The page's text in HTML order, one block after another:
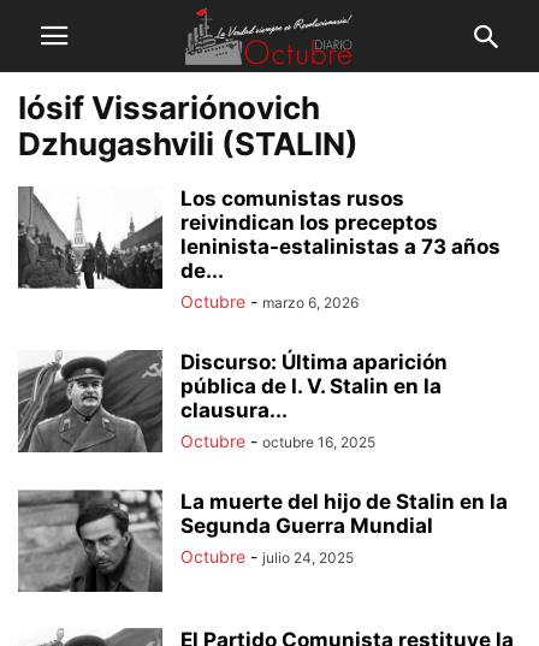
Iósif Vissariónovich
Dzhugashvili (STALIN)
Los comunistas rusos
reivindican los preceptos
leninista-estalinistas a 73 años
de...
Octubre - marzo 6, 2026
Discurso: Última aparición
pública de I. V. Stalin en la
clausura...
Octubre - octubre 16, 2025
La muerte del hijo de Stalin en la
Segunda Guerra Mundial
Octubre - julio 24, 2025
El Partido Comunista restituye la